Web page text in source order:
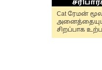
Cat ரேமன்
சிறப்பாக
செய்யப்பட்ட